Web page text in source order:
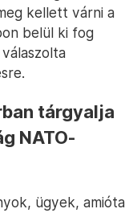
kellett várni a
belül ki fog
tárgyalja
NATO-
ügyek, amióta